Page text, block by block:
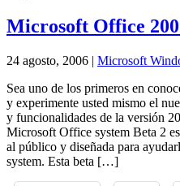
Microsoft Office
24 agosto, 2006 | Microsoft
Sea uno de los primeros en
y experimente usted mismo el
y funcionalidades de la versión
Microsoft Office system Beta 2
al público y diseñada para
system. Esta beta […]